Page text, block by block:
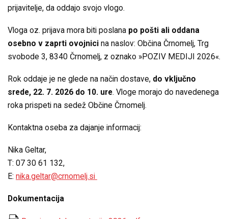
prijavitelje, da oddajo svojo vlogo.
Vloga oz. prijava mora biti poslana po pošti ali oddana
osebno v zaprti ovojnici na naslov: Občina Črnomelj, Trg
svobode 3, 8340 Črnomelj, z oznako »POZIV MEDIJI 2026«.
Rok oddaje je ne glede na način dostave, do vključno
srede, 22. 7. 2026 do 10. ure. Vloge morajo do navedenega
roka prispeti na sedež Občine Črnomelj.
Kontaktna oseba za dajanje informacij:
Nika Geltar,
T: 07 30 61 132,
E: nika.geltar@crnomelj.si
Dokumentacija